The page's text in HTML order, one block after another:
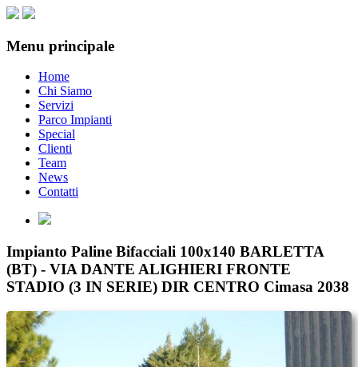
Menu principale
Home
Chi Siamo
Servizi
Parco Impianti
Special
Clienti
Team
News
Contatti
Impianto Paline Bifacciali 100x140 BARLETTA
(BT) - VIA DANTE ALIGHIERI FRONTE
STADIO (3 IN SERIE) DIR CENTRO Cimasa 2038